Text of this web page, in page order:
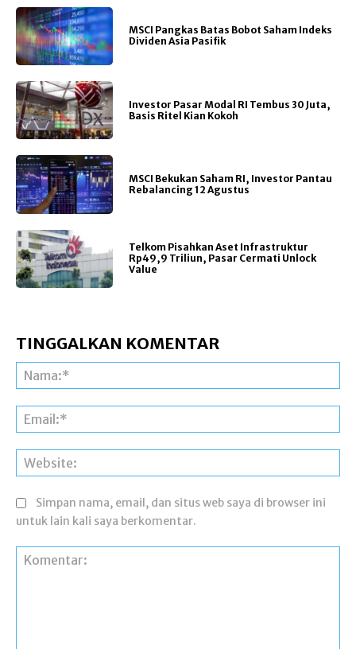
MSCI Pangkas Batas Bobot Saham Indeks
Dividen Asia Pasifik
Investor Pasar Modal RI Tembus 30 Juta,
Basis Ritel Kian Kokoh
MSCI Bekukan Saham RI, Investor Pantau
Rebalancing 12 Agustus
Telkom Pisahkan Aset Infrastruktur
Rp49,9 Triliun, Pasar Cermati Unlock
Value
TINGGALKAN KOMENTAR
Simpan nama, email, dan situs web saya di browser ini
untuk lain kali saya berkomentar.